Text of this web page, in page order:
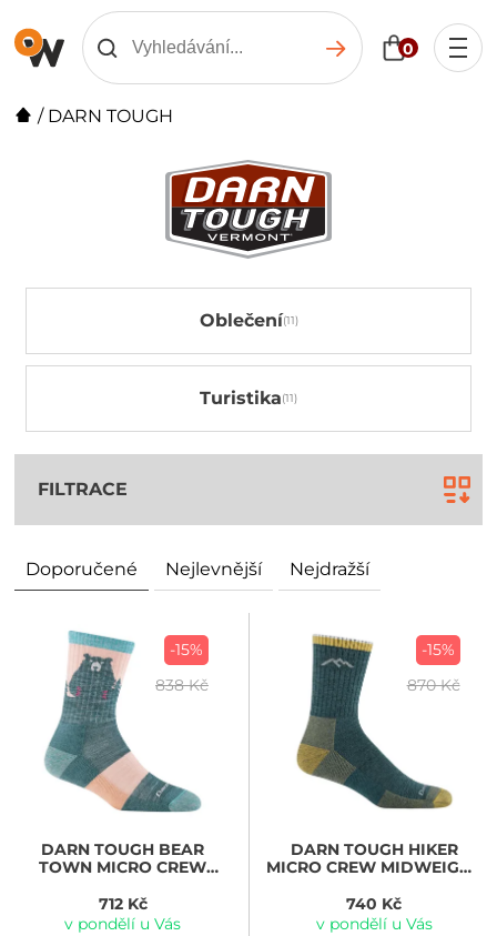
0
/ DARN TOUGH
Oblečení
Turistika
FILTRACE
Doporučené Nejlevnější Nejdražší
-15%
838 Kč
DARN TOUGH BEAR
TOWN MICRO CREW
CUSHION, quartz
712 Kč
v pondělí u Vás
-15%
870 Kč
DARN TOUGHHIKER
MICRO CREW MIDWEIGHT
740 Kč
v pondělí u Vás